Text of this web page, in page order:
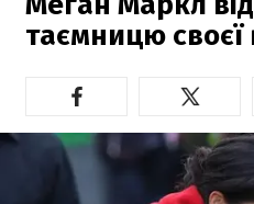
таємницю своєї